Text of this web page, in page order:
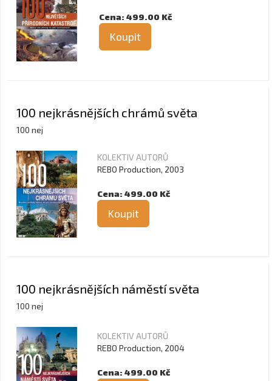
Cena: 499.00 Kč
Koupit
100 nejkrásnějších chrámů světa
100 nej
KOLEKTIV AUTORŮ
REBO Production, 2003
Cena: 499.00 Kč
Koupit
100 nejkrásnějších náměstí světa
100 nej
KOLEKTIV AUTORŮ
REBO Production, 2004
Cena: 499.00 Kč